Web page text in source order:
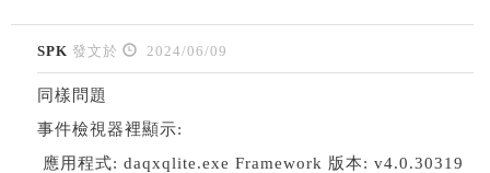
SPK 發文於 2024/06/09
同樣問題
事件檢視器裡顯示:
應用程式: daqxqlite.exe Framework 版本: v4.0.30319